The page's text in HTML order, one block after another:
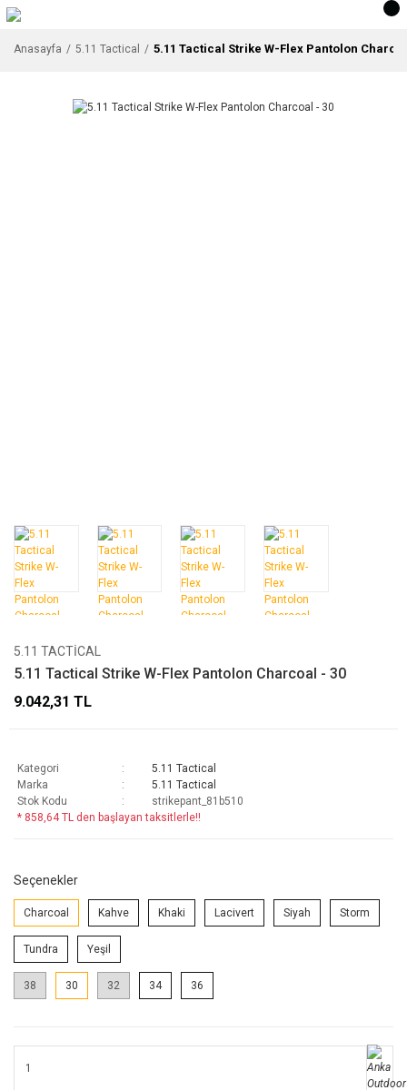
Anasayfa 5.11 Tactical 5.11 Tactical Strike W-Flex Pantolon
5.11 TACTICAL
5.11 Tactical Strike W-Flex Pantolon Charcoal - 30
9.042,31 TL
Kategori
5.11 Tactical
Marka
5.11 Tactical
Stok Kodu
strikepant_81b510
* 858,64 TL den başlayan taksitlerle!!
Seçenekler
Charcoal Kahve Khaki Lacivert Siyah Storm
Tundra Yeşil
38 30 32 34 36